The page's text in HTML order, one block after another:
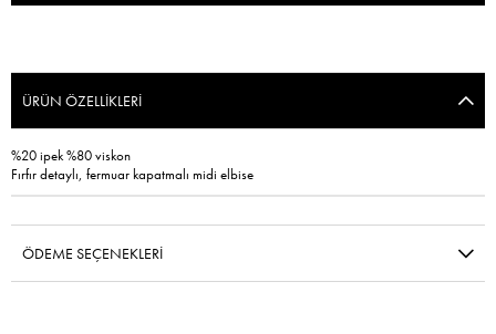
ÜRÜN ÖZELLIKLERI
%20 ipek %80 viskon
Fırfır detaylı, fermuar kapatmalı midi elbise
ÖDEME SEÇENEKLERI